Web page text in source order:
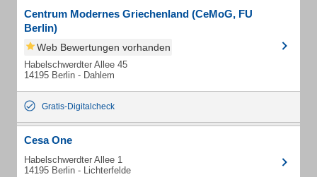
Centrum Modernes Griechenland (CeMoG, FU
Berlin)
Web Bewertungen vorhanden
Habelschwerdter Allee 45
14195 Berlin - Dahlem
Gratis-Digitalcheck
Cesa One
Habelschwerdter Allee 1
14195 Berlin - Lichterfelde